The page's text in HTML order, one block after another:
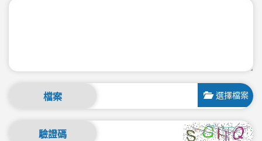
檔案 選擇檔案
驗證碼